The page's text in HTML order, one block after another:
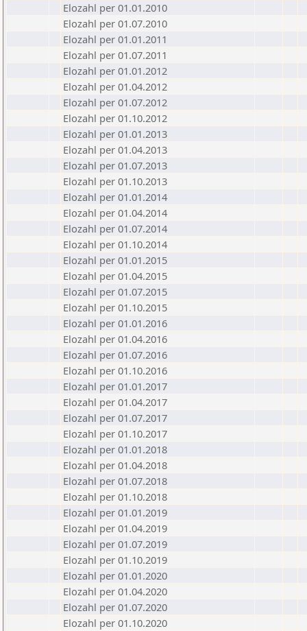
Elozahl per 01.01.2010
Elozahl per 01.07.2010
Elozahl per 01.01.2011
Elozahl per 01.07.2011
Elozahl per 01.01.2012
Elozahl per 01.04.2012
Elozahl per 01.07.2012
Elozahl per 01.10.2012
Elozahl per 01.01.2013
Elozahl per 01.04.2013
Elozahl per 01.07.2013
Elozahl per 01.10.2013
Elozahl per 01.01.2014
Elozahl per 01.04.2014
Elozahl per 01.07.2014
Elozahl per 01.10.2014
Elozahl per 01.01.2015
Elozahl per 01.04.2015
Elozahl per 01.07.2015
Elozahl per 01.10.2015
Elozahl per 01.01.2016
Elozahl per 01.04.2016
Elozahl per 01.07.2016
Elozahl per 01.10.2016
Elozahl per 01.01.2017
Elozahl per 01.04.2017
Elozahl per 01.07.2017
Elozahl per 01.10.2017
Elozahl per 01.01.2018
Elozahl per 01.04.2018
Elozahl per 01.07.2018
Elozahl per 01.10.2018
Elozahl per 01.01.2019
Elozahl per 01.04.2019
Elozahl per 01.07.2019
Elozahl per 01.10.2019
Elozahl per 01.01.2020
Elozahl per 01.04.2020
Elozahl per 01.07.2020
Elozahl per 01.10.2020